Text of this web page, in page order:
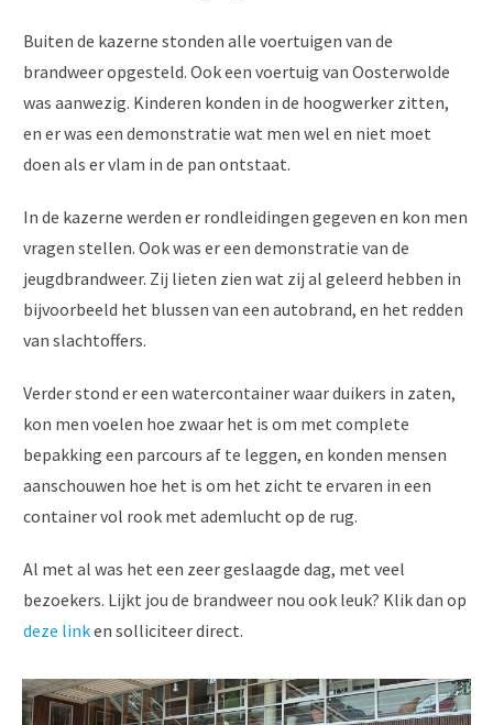
Buiten de kazerne stonden alle voertuigen van de
brandweer opgesteld. Ook een voertuig van Oosterwolde
was aanwezig. Kinderen konden in de hoogwerker zitten,
en er was een demonstratie wat men wel en niet moet
doen als er vlam in de pan ontstaat.
In de kazerne werden er rondleidingen gegeven en kon men
vragen stellen. Ook was er een demonstratie van de
jeugdbrandweer. Zij lieten zien wat zij al geleerd hebben in
bijvoorbeeld het blussen van een autobrand, en het redden
van slachtoffers.
Verder stond er een watercontainer waar duikers in zaten,
kon men voelen hoe zwaar het is om met complete
bepakking een parcours af te leggen, en konden mensen
aanschouwen hoe het is om het zicht te ervaren in een
container vol rook met ademlucht op de rug.
Al met al was het een zeer geslaagde dag, met veel
bezoekers. Lijkt jou de brandweer nou ook leuk? Klik dan op
deze linken solliciteer direct.